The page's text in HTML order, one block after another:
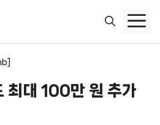
최대 100만 원 추가